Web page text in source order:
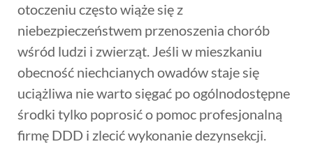
otoczeniu często wiąże się z
niebezpieczeństwem przenoszenia chorób
wśród ludzi i zwierząt. Jeśli w mieszkaniu
obecność niechcianych owadów staje się
uciążliwa nie warto sięgać po ogólnodostępne
środki tylko poprosić o pomoc profesjonalną
firmę DDD i zlecić wykonanie dezynsekcji.